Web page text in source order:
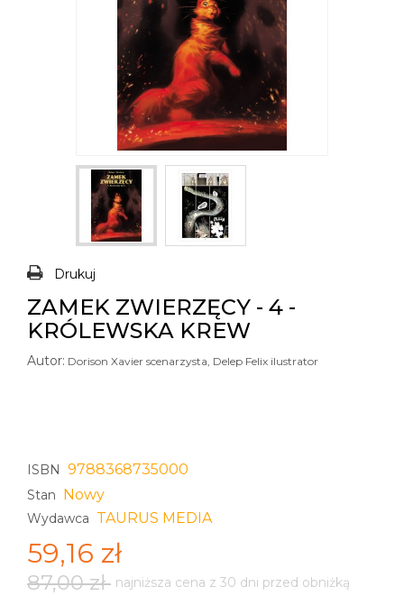
Drukuj
ZAMEK ZWIERZĘCY - 4 -
KRÓLEWSKA KREW
Autor: Dorison Xavier scenarzysta, Delep Felix ilustrator
ISBN 9788368735000
Stan Nowy
Wydawca TAURUS MEDIA
59,16 zł
87,00 zł najniższa cena z 30 dni przed obniżką